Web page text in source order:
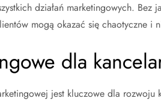
działań marketingowych. Bez
mogą okazać się chaotyczne i
dla
jest kluczowe dla